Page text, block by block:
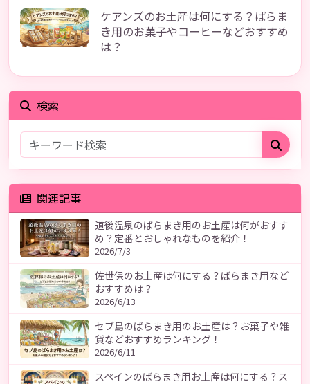
ケアンズのお土産は何にする？ばらま
き用のお菓子やコーヒーなどおすすめ
は？
検索
関連記事
道後温泉のばらまき用のお土産は何がおすす
め？定番とおしゃれなものを紹介！
2026/7/3
佐世保のお土産は何にする？ばらまき用など
おすすめは？
2026/6/13
セブ島のばらまき用のお土産は？お菓子や雑
貨などおすすめランキング！
2026/6/11
スペインのばらまき用お土産は何にする？ス